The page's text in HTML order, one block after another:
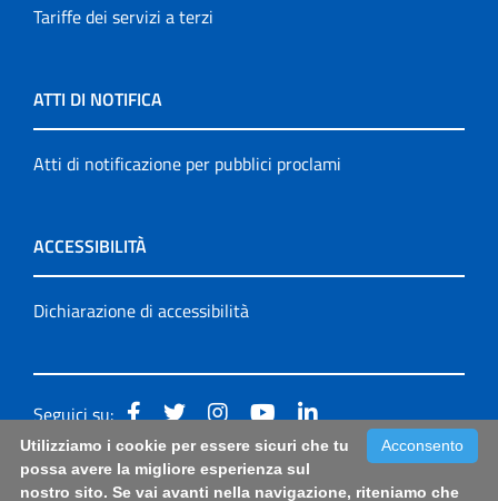
Tariffe dei servizi a terzi
ATTI DI NOTIFICA
Atti di notificazione per pubblici proclami
ACCESSIBILITÀ
Dichiarazione di accessibilità
Seguici su:
Accessibilità: form di segnalazione di prima istanza per
Acconsento
Utilizziamo i cookie per essere sicuri che tu
possa avere la migliore esperienza sul
nostro sito. Se vai avanti nella navigazione, riteniamo che